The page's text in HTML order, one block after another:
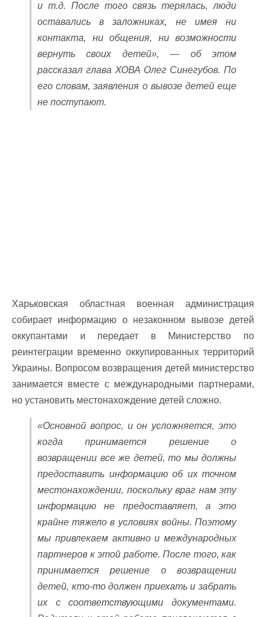
и т.д. После того связь терялась, люди
оставались в заложниках, не имея ни
контакта, ни общения, ни возможности
вернуть своих детей», — об этом
рассказал глава ХОВА Олег Синегубов. По
его словам, заявления о вывозе детей еще
не поступают.
Харьковская областная военная администрация
собирает информацию о незаконном вывозе детей
оккупантами и передает в Министерство по
реинтеграции временно оккупированных территорий
Украины. Вопросом возвращения детей министерство
занимается вместе с международными партнерами,
но установить местонахождение детей сложно.
«Основной вопрос, и он усложняется, это
когда принимается решение о
возвращении все же детей, то мы должны
предоставить информацию об их точном
местонахождении, поскольку враг нам эту
информацию не предоставляет, а это
крайне тяжело в условиях войны. Поэтому
мы привлекаем активно и международных
партнеров к этой работе. После того, как
принимается решение о возвращении
детей, кто-то должен приехать и забрать
их с соответствующими документами.